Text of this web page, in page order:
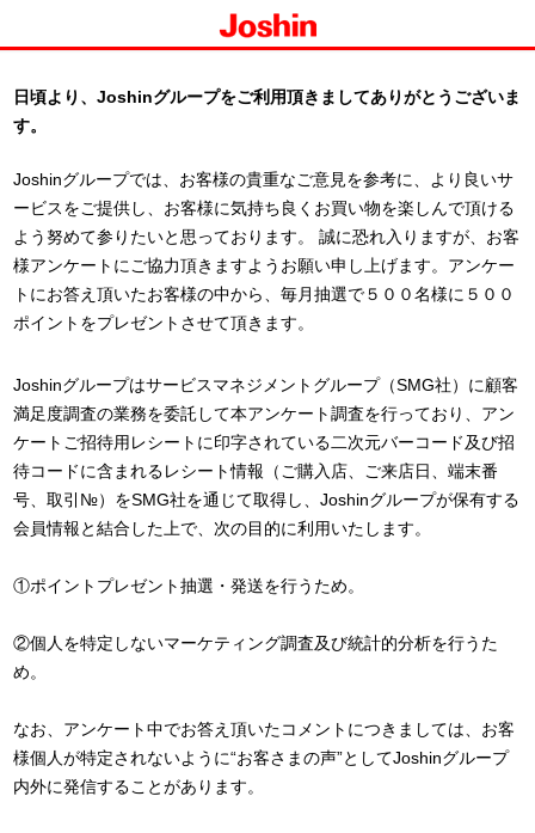
日頃より、Joshinグループをご利用頂きましてありがとうございま
す。
Joshinグループでは、お客様の貴重なご意見を参考に、より良いサ
ービスをご提供し、お客様に気持ち良くお買い物を楽しんで頂ける
よう努めて参りたいと思っております。 誠に恐れ入りますが、お客
様アンケートにご協力頂きますようお願い申し上げます。アンケー
トにお答え頂いたお客様の中から、毎月抽選で５００名様に５００
ポイントをプレゼントさせて頂きます。
Joshinグループはサービスマネジメントグループ（SMG社）に顧客
満足度調査の業務を委託して本アンケート調査を行っており、アン
ケートご招待用レシートに印字されている二次元バーコード及び招
待コードに含まれるレシート情報（ご購入店、ご来店日、端末番
号、取引№）をSMG社を通じて取得し、Joshinグループが保有する
会員情報と結合した上で、次の目的に利用いたします。
①ポイントプレゼント抽選・発送を行うため。
②個人を特定しないマーケティング調査及び統計的分析を行うた
め。
なお、アンケート中でお答え頂いたコメントにつきましては、お客
様個人が特定されないように“お客さまの声”としてJoshinグループ
内外に発信することがあります。